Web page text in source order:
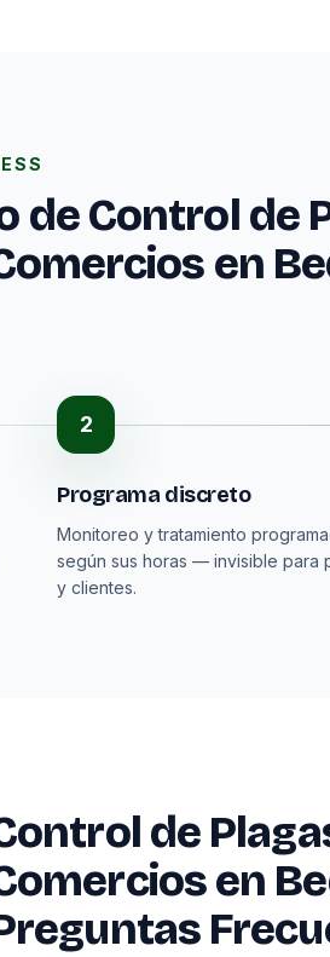
de Control de
en
2
Programa discreto
Monitoreo y tratamiento
según sus horas — invisible para
y clientes.
de
en